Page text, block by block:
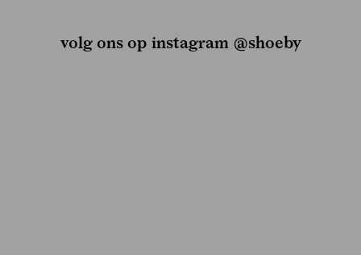
volg ons op instagram @shoeby